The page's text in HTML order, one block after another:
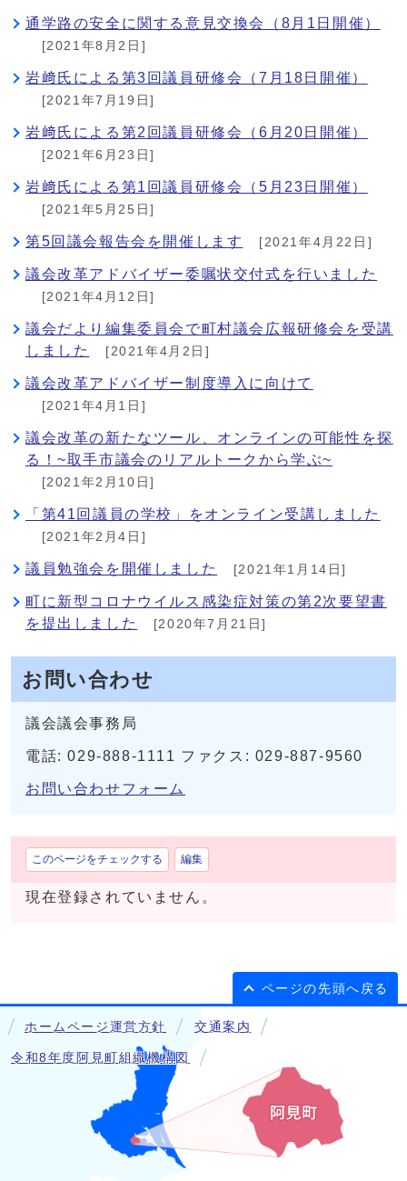
通学路の安全に関する意見交換会（8月1日開催）
[2021年8月2日]
岩﨑氏による第3回議員研修会（7月18日開催）
[2021年7月19日]
岩﨑氏による第2回議員研修会（6月20日開催）
[2021年6月23日]
岩﨑氏による第1回議員研修会（5月23日開催）
[2021年5月25日]
第5回議会報告会を開催します [2021年4月22日]
議会改革アドバイザー委嘱状交付式を行いました
[2021年4月12日]
議会だより編集委員会で町村議会広報研修会を受講
しました
[2021年4月2日]
議会改革アドバイザー制度導入に向けて
[2021年4月1日]
議会改革の新たなツール、オンラインの可能性を探
る！~取手市議会のリアルトークから学ぶ~
[2021年2月10日]
「第41回議員の学校」をオンライン受講しました
[2021年2月4日]
議員勉強会を開催しました [2021年1月14日]
町に新型コロナウイルス感染症対策の第2次要望書
を提出しました
[2020年7月21日]
お問い合わせ
議会議会事務局
電話: 029-888-1111 ファクス: 029-887-9560
お問い合わせフォーム
このページをチェックする 編集
現在登録されていません。
ページの先頭へ戻る
ホームページ運営方針 交通案内
令和8年度阿見町組織機構図